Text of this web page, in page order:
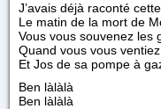
J’avais déjà raconté
Le matin de la mort de
Vous vous souvenez les
Quand vous vous
Et Jos de sa pompe à
Ben làlàlà
Ben làlàlà